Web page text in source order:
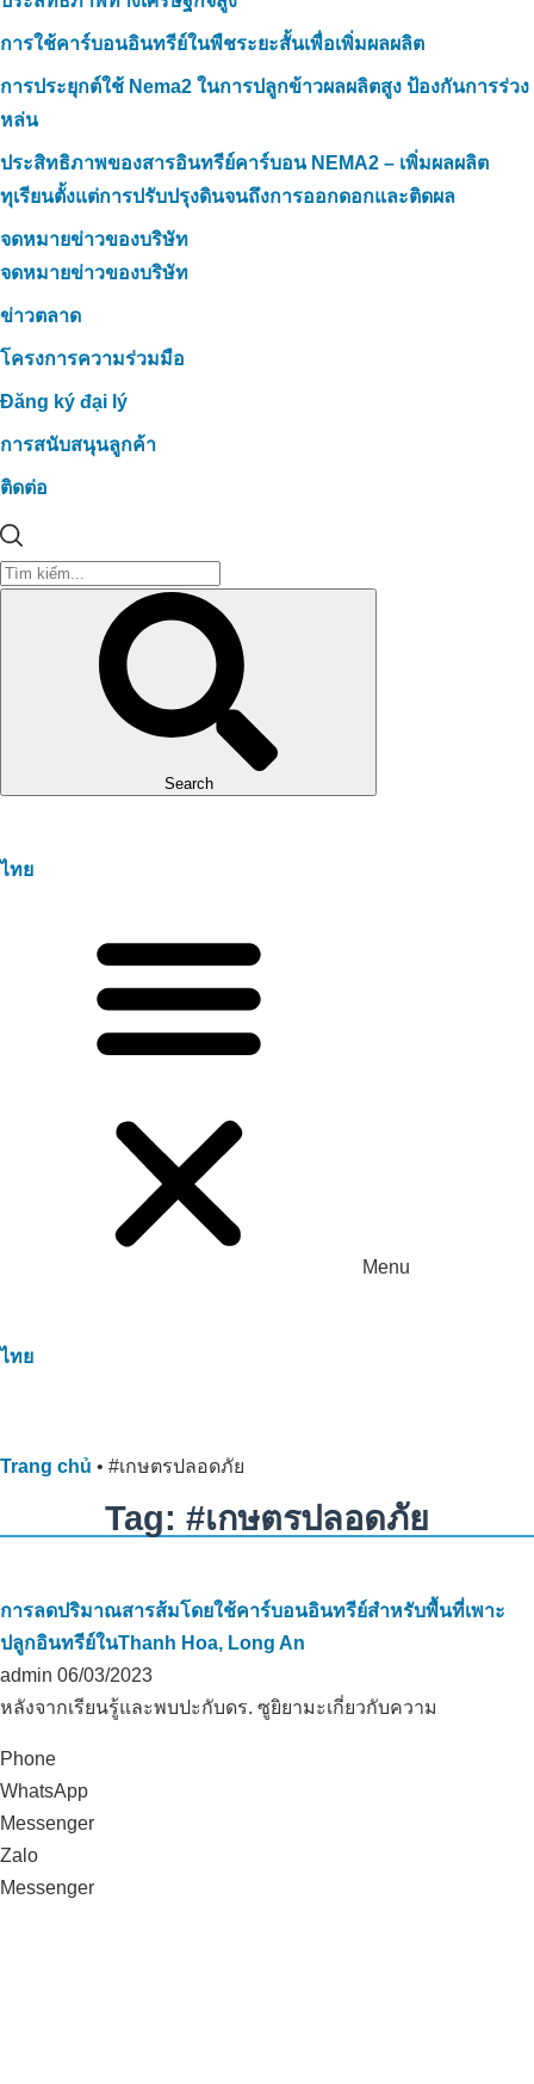
การใช้คาร์บอนอินทรีย์ในพืชระยะสั้นเพื่อเพิ่มผลผลิต
การประยุกต์ใช้ Nema2 ในการปลูกข้าวผลผลิตสูง ป้องกันการร่วง
หล่น
ประสิทธิภาพของสารอินทรีย์คาร์บอน NEMA2 – เพิ่มผลผลิต
ทุเรียนตั้งแต่การปรับปรุงดินจนถึงการออกดอกและติดผล
จดหมายข่าวของบริษัท
จดหมายข่าวของบริษัท
ข่าวตลาด
โครงการความร่วมมือ
Đăng ký đại lý
การสนับสนุนลูกค้า
ติดต่อ
Search
ไทย
Menu
ไทย
Trang chủ • #เกษตรปลอดภัย
Tag: #เกษตรปลอดภัย
การลดปริมาณสารส้มโดยใช้คาร์บอนอินทรีย์สำหรับพื้นที่เพาะ
ปลูกอินทรีย์ในThanh Hoa, Long An
admin 06/03/2023
หลังจากเรียนรู้และพบปะกับดร. ซูยิยามะเกี่ยวกับความ
Phone
WhatsApp
Messenger
Zalo
Messenger